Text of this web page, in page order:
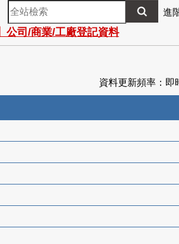
全
站
檢
索
進
公司/商業/工廠登記資料
資料更新頻率：即